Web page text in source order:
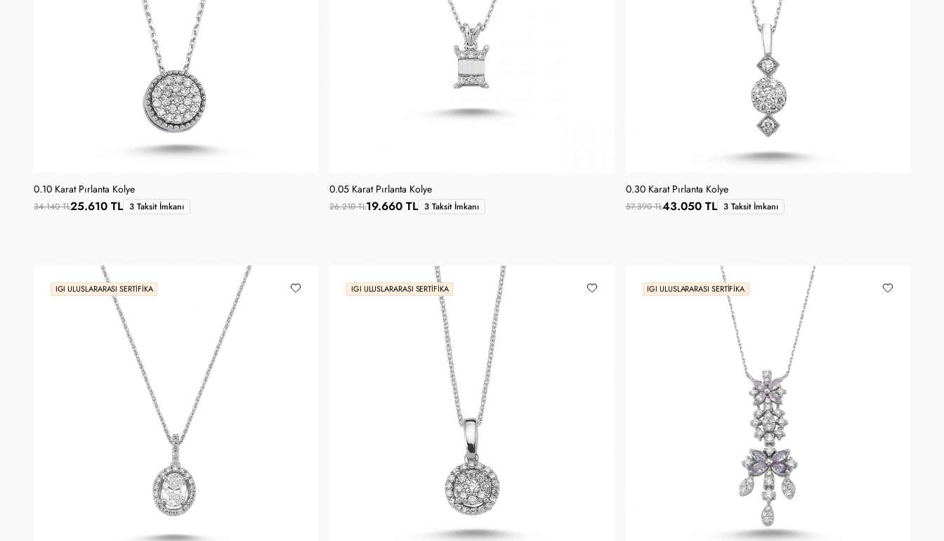
0.10 Karat Pırlanta Kolye
34.140 TL25.610 TL 3 Taksit İmkanı
0.05 Karat Pırlanta Kolye
26.210 TL19.660 TL 3 Taksit İmkanı
0.30 Karat Pırlanta Kolye
57.390 TL43.050 TL 3 Taksit İmkanı
IGI ULUSLARARASI SERTIFIKA IGI ULUSLARARASI SERTIFIKA IGI ULUSLARARASI SERTIFIKA